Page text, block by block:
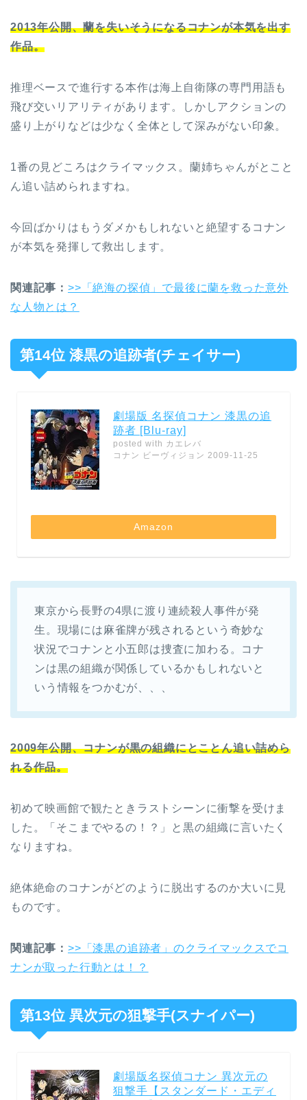
2013年公開、蘭を失いそうになるコナンが本気を出す
作品。
推理ベースで進行する本作は海上自衛隊の専門用語も
飛び交いリアリティがあります。しかしアクションの
盛り上がりなどは少なく全体として深みがない印象。
1番の見どころはクライマックス。蘭姉ちゃんがとこと
ん追い詰められますね。
今回ばかりはもうダメかもしれないと絶望するコナン
が本気を発揮して救出します。
関連記事： >>「絶海の探偵」で最後に蘭を救った意外
な人物とは？
第14位 漆黒の追跡者(チェイサー)
劇場版 名探偵コナン 漆黒の追
跡者 [Blu-ray]
posted with カエレバ
コナン ビーヴィジョン 2009-11-25
Amazon
東京から長野の4県に渡り連続殺人事件が発
生。現場には麻雀牌が残されるという奇妙な
状況でコナンと小五郎は捜査に加わる。コナ
ンは黒の組織が関係しているかもしれないと
いう情報をつかむが、、、
2009年公開、コナンが黒の組織にとことん追い詰めら
れる作品。
初めて映画館で観たときラストシーンに衝撃を受けま
した。「そこまでやるの！？」と黒の組織に言いたく
なりますね。
絶体絶命のコナンがどのように脱出するのか大いに見
ものです。
関連記事： >>「漆黒の追跡者」のクライマックスでコ
ナンが取った行動とは！？
第13位 異次元の狙撃手(スナイパー)
劇場版名探偵コナン 異次元の
狙撃手【スタンダード・エディ